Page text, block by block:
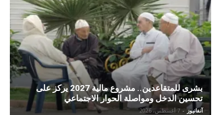
بشرى للمتقاعدين.. مشروع مالية 2027 يركز على
تحسين الدخل ومواصلة الحوار الاجتماعي
آنفانيوز - 7 أغسطس، 2026